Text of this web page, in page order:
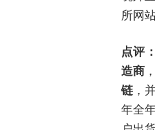
所网
点评：
造商
链 ，
年全